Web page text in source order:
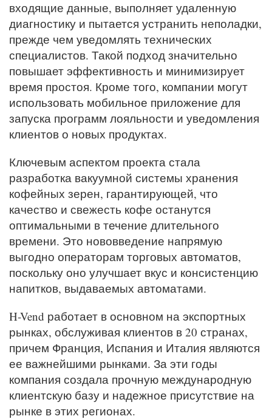
входящие данные, выполняет удаленную
диагностику и пытается устранить неполадки,
прежде чем уведомлять технических
специалистов. Такой подход значительно
повышает эффективность и минимизирует
время простоя. Кроме того, компании могут
использовать мобильное приложение для
запуска программ лояльности и уведомления
клиентов о новых продуктах.
Ключевым аспектом проекта стала
разработка вакуумной системы хранения
кофейных зерен, гарантирующей, что
качество и свежесть кофе останутся
оптимальными в течение длительного
времени. Это нововведение напрямую
выгодно операторам торговых автоматов,
поскольку оно улучшает вкус и консистенцию
напитков, выдаваемых автоматами.
H-Vend работает в основном на экспортных
рынках, обслуживая клиентов в 20 странах,
причем Франция, Испания и Италия являются
ее важнейшими рынками. За эти годы
компания создала прочную международную
клиентскую базу и надежное присутствие на
рынке в этих регионах.